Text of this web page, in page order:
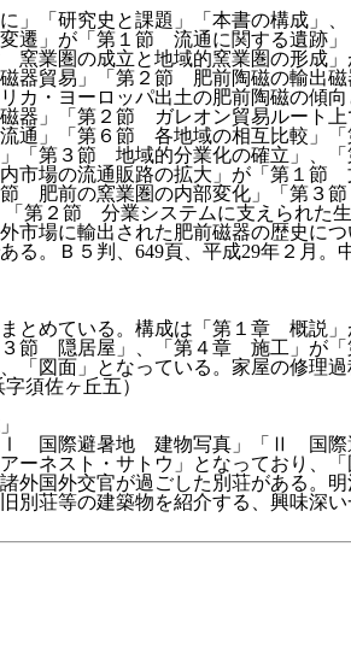
」「研究史と課題」「本書の構成」
」が「第１節 流通に関する遺跡
業圏の成立と地域的窯業圏の形成
貿易」「第２節 肥前陶磁の輸出
・ヨーロッパ出土の肥前陶磁の傾
器」「第２節 ガレオン貿易ルート
通」「第６節 各地域の相互比較
「第３節 地域的分業化の確立」、
場の流通販路の拡大」が「第１節
肥前の窯業圏の内部変化」「第
第２節 分業システムに支えられた
市場に輸出された肥前磁器の歴史に
。Ｂ５判、649頁、平成29年２月。
とめている。構成は「第１章 概説
節 隠居屋」、「第４章 施工」が
図面」となっている。家屋の修理
須佐ヶ丘五）
「Ⅰ 国際避暑地 建物写真」「Ⅱ 国
ネスト・サトウ」となっており、「
国外交官が過ごした別荘がある。
荘等の建築物を紹介する、興味深